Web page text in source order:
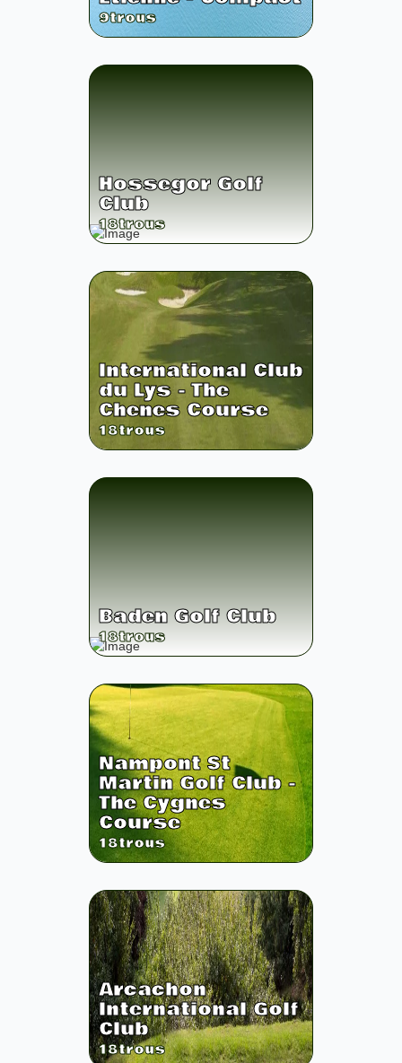
9trous
Hossegor Golf
Club
18trous
International Club
du Lys - The
Chenes Course
18trous
Baden Golf Club
18trous
Nampont St
Martin Golf Club -
The Cygnes
Course
18trous
Arcachon
International Golf
Club
18trous